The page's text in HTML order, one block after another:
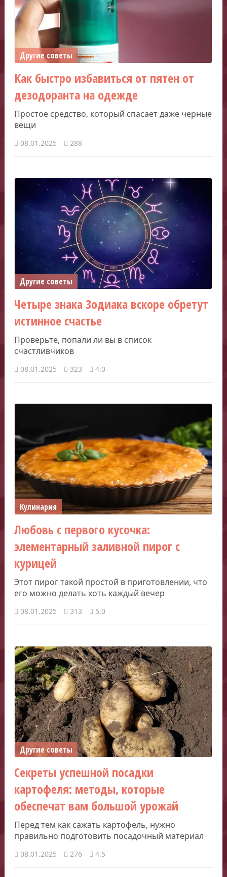
Другие советы
Как быстро избавиться от пятен от
дезодоранта на одежде
Простое средство, который спасает даже черные
вещи
08.01.2025 288
Другие советы
Четыре знака Зодиака вскоре обретут
истинное счастье
Проверьте, попали ли вы в список
счастливчиков
08.01.2025 323 4.0
Кулинария
Любовь с первого кусочка:
элементарный заливной пирог с
курицей
Этот пирог такой простой в приготовлении, что
его можно делать хоть каждый вечер
08.01.2025 313 5.0
Другие советы
Секреты успешной посадки
картофеля: методы, которые
обеспечат вам большой урожай
Перед тем как сажать картофель, нужно
правильно подготовить посадочный материал
08.01.2025 276 4.5